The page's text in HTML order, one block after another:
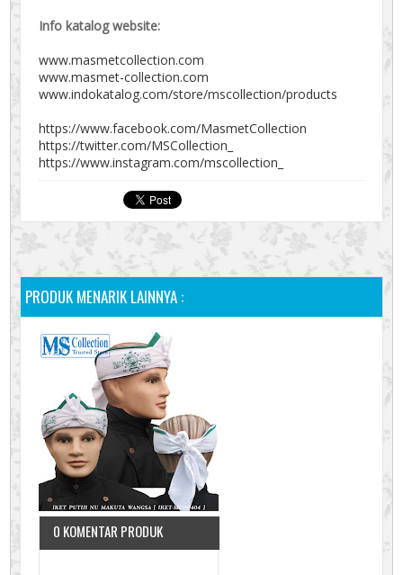
Info katalog website:
www.masmetcollection.com
www.masmet-collection.com
www.indokatalog.com/store/mscollection/products
https://www.facebook.com/MasmetCollection
https://twitter.com/MSCollection_
https://www.instagram.com/mscollection_
PRODUK MENARIK LAINNYA :
0 KOMENTAR PRODUK